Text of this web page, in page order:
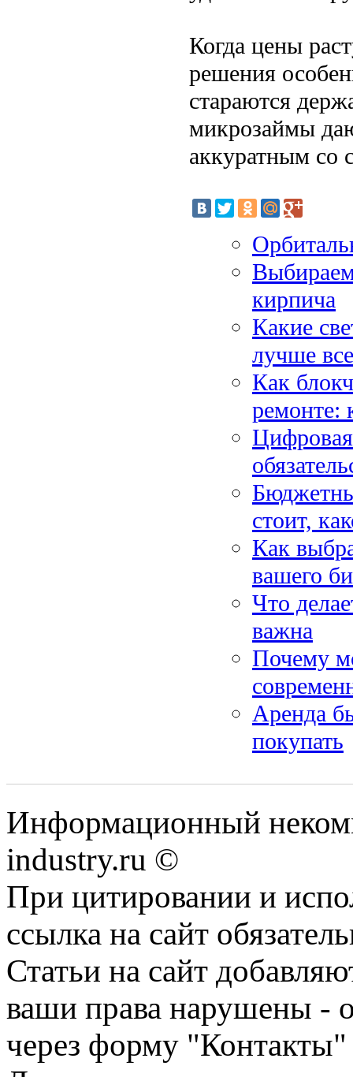
Когда цены
решения
стараются
микрозаймы
аккуратным со
кирпича
Какие
лучше
Как
ремонте:
стоит,
Как
вашего
Что
важна
Почему
Аренда
покупать
Информационный
industry.ru ©
При цитировании и
ссылка на сайт
Статьи на сайт
ваши права нарушены -
через форму "Контакты"